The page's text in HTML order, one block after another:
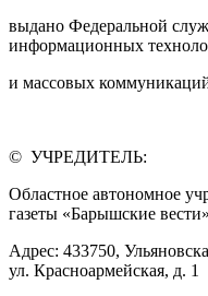
выдано Федеральной
информационных
и массовых
© УЧРЕДИТЕЛЬ:
Областное автономное
газеты «Барышские вести»
Адрес: 433750,
ул. Красноармейская, д. 1